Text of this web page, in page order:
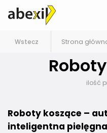
Wstecz Strona
ilość
Roboty koszące –
inteligentna